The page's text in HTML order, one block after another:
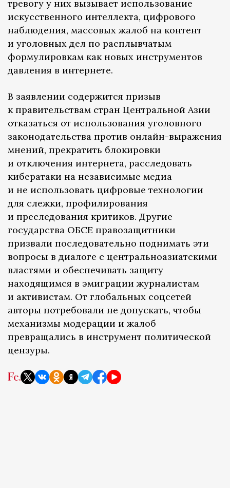
тревогу у них вызывает использование
искусственного интеллекта, цифрового
наблюдения, массовых жалоб на контент
и уголовных дел по расплывчатым
формулировкам как новых инструментов
давления в интернете.
В заявлении содержится призыв
к правительствам стран Центральной Азии
отказаться от использования уголовного
законодательства против онлайн-выражения
мнений, прекратить блокировки
и отключения интернета, расследовать
кибератаки на независимые медиа
и не использовать цифровые технологии
для слежки, профилирования
и преследования критиков. Другие
государства ОБСЕ правозащитники
призвали последовательно поднимать эти
вопросы в диалоге с центральноазиатскими
властями и обеспечивать защиту
находящимся в эмиграции журналистам
и активистам. От глобальных соцсетей
авторы потребовали не допускать, чтобы
механизмы модерации и жалоб
превращались в инструмент политической
цензуры.